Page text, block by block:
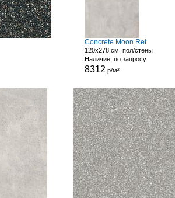
Concrete Moon Ret
120x278 см, пол/стены
Наличие: по запросу
8312 р/м²